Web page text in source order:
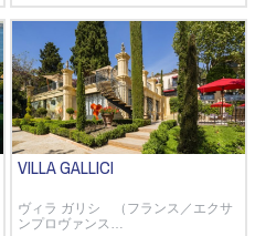
VILLA GALLICI
ヴィラ ガリシ （フランス／エクサ
ンプロヴァンス…